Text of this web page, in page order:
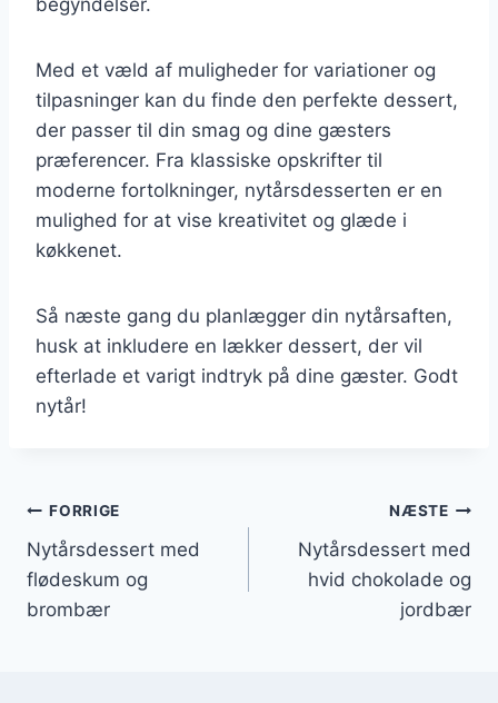
Med et væld af muligheder for variationer og
tilpasninger kan du finde den perfekte dessert,
der passer til din smag og dine gæsters
præferencer. Fra klassiske opskrifter til
moderne fortolkninger, nytårsdesserten er en
mulighed for at vise kreativitet og glæde i
køkkenet.
Så næste gang du planlægger din nytårsaften,
husk at inkludere en lækker dessert, der vil
efterlade et varigt indtryk på dine gæster. Godt
nytår!
Indlægsnavigation
FORRIGE
Nytårsdessert med
flødeskum og
brombær
NÆSTE
Nytårsdessert med
hvid chokolade og
jordbær